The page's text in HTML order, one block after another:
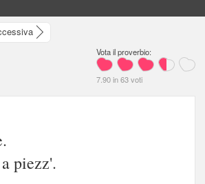
Vota il proverbio:
7.90in63voti
piezz'.